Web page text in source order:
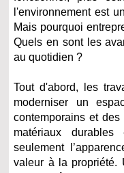
l'environnement est
Mais pourquoi
Quels en sont les
au quotidien ?
Tout d'abord, les
moderniser un
contemporains et
matériaux durables
seulement
valeur à la propriété.